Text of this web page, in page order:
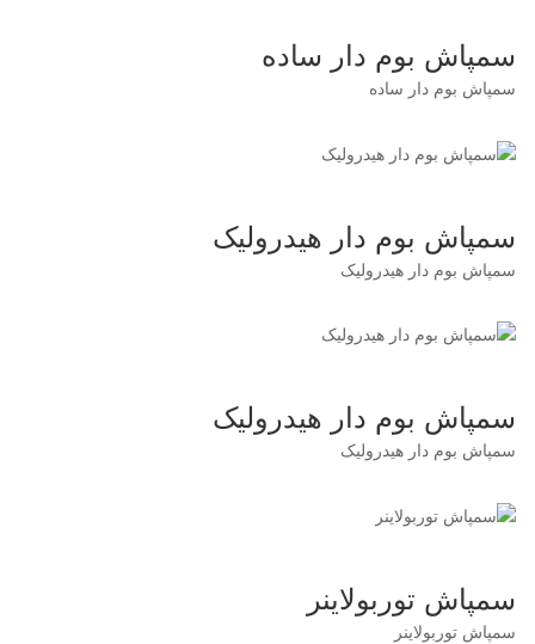
سمپاش بوم دار ساده
سمپاش بوم دار ساده
سمپاش بوم دار هیدرولیک
سمپاش بوم دار هیدرولیک
سمپاش بوم دار هیدرولیک
سمپاش بوم دار هیدرولیک
سمپاش توربولاینر
سمپاش توربولاینر